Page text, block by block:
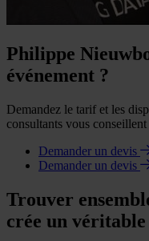
Philippe
événement ?
Demandez le tarif et les
consultants vous
Demander un devis
Demander un devis
Trouver
crée un